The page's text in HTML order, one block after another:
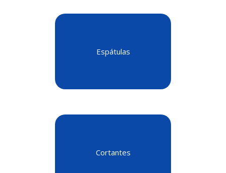
Espátulas
Cortantes